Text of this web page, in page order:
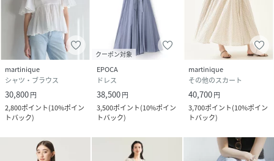
martinique
シャツ・ブラウス
30,800円
2,800ポイント(10%ポイン
トバック)
クーポン対象
EPOCA
ドレス
38,500円
3,500ポイント(10%ポイン
トバック)
martinique
その他のスカート
40,700円
3,700ポイント(10%ポイン
トバック)